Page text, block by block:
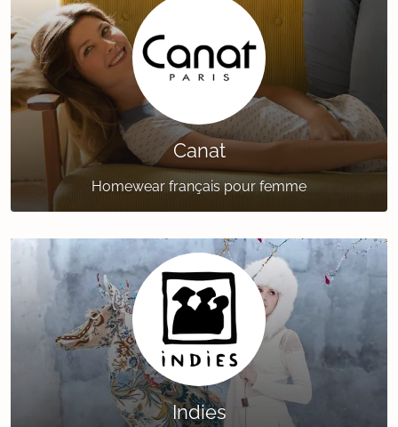
Canat
Homewear français pour femme
Indies